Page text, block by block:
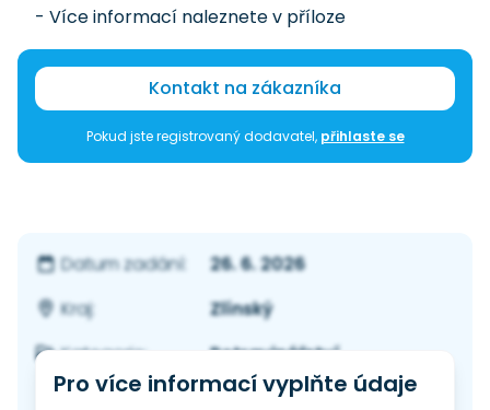
- Více informací naleznete v příloze
Kontakt na zákazníka
Pokud jste registrovaný dodavatel, přihlaste se
Datum zadání:
26. 6. 2026
Kraj:
Zlínský
Kategorie:
Potravinářství
Pro více informací vyplňte údaje